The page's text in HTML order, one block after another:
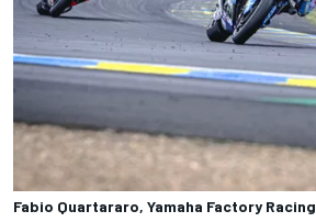
Fabio Quartararo, Yamaha Factory Racing